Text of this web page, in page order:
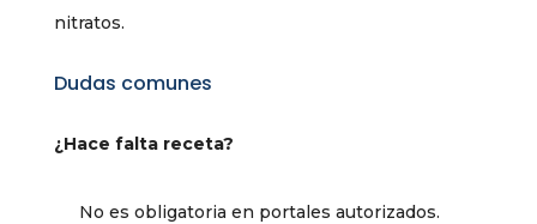
nitratos.
Dudas comunes
¿Hace falta receta?
No es obligatoria en portales autorizados.